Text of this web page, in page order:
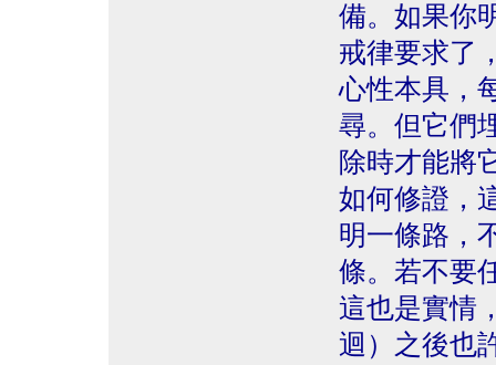
備。如果你
戒律要求了
心性本具，
尋。但它們
除時才能將
如何修證，
明一條路，
條。若不要
這也是實情
迴）之後也